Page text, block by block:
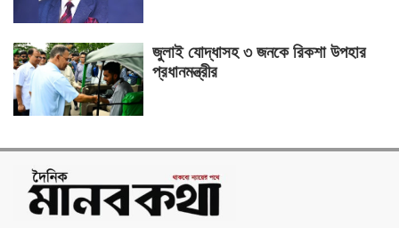
জুলাই যোদ্ধাসহ ৩ জনকে রিকশা উপহার
প্রধানমন্ত্রীর